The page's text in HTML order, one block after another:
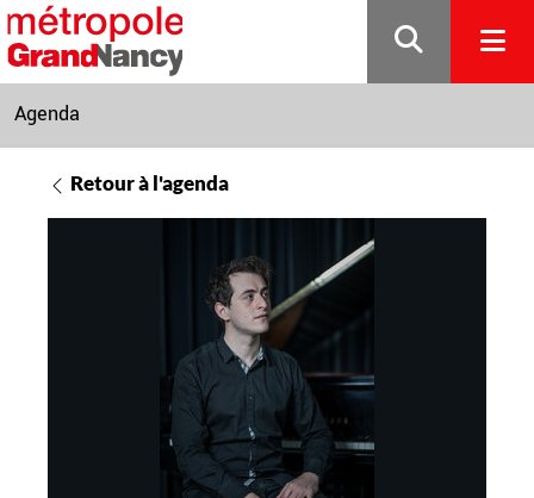
Gestion de vos préférences sur les cookies
Agenda
Retour à l'agenda